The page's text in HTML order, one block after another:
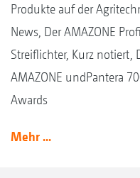
Produkte auf der
News, Der AMAZONE
Streiflichter, Kurz notiert,
AMAZONE undPantera
Awards
Mehr ...